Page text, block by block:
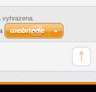
vyhrazena.